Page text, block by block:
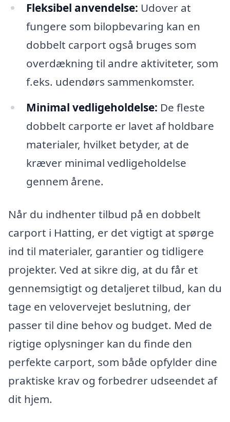
Fleksibel anvendelse: Udover at
fungere som bilopbevaring kan en
dobbelt carport også bruges som
overdækning til andre aktiviteter, som
f.eks. udendørs sammenkomster.
Minimal vedligeholdelse: De fleste
dobbelt carporte er lavet af holdbare
materialer, hvilket betyder, at de
kræver minimal vedligeholdelse
gennem årene.
Når du indhenter tilbud på en dobbelt
carport i Hatting, er det vigtigt at spørge
ind til materialer, garantier og tidligere
projekter. Ved at sikre dig, at du får et
gennemsigtigt og detaljeret tilbud, kan du
tage en velovervejet beslutning, der
passer til dine behov og budget. Med de
rigtige oplysninger kan du finde den
perfekte carport, som både opfylder dine
praktiske krav og forbedrer udseendet af
dit hjem.